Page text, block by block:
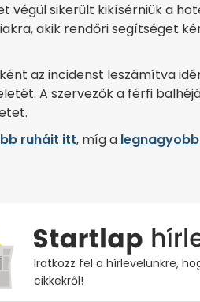
végül sikerült kikísérniük a
akik rendőri segítséget
az incidenst leszámítva
A szervezők a férfi
ruháit itt, míg a
Iratkozz fel a hírlevelünkre,
cikkekről!